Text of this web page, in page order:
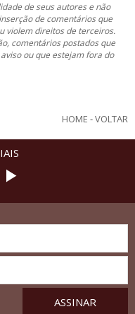
de seus autores e não
de comentários que
violem direitos de terceiros.
comentários postados que
ou que estejam fora do
HOME -VOLTAR